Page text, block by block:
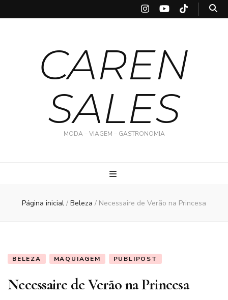
CAREN
SALES
MODA – VIAGEM – GASTRONOMIA
Página inicial / Beleza / Necessaire de Verão na Princesa
BELEZA MAQUIAGEM PUBLIPOST
Necessaire de Verão na Princesa